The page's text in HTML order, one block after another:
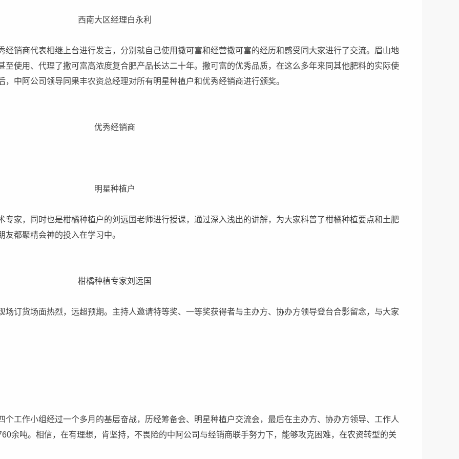
西南大区经理白永利
销商代表相继上台进行发言，分别就自己使用撒可富和经营撒可富的经历和感受同大家进行了交流。眉山地
使用、代理了撒可富高浓度复合肥产品长达二十年。撒可富的优秀品质，在这么多年来同其他肥料的实际使
中阿公司领导同果丰农资总经理对所有明星种植户和优秀经销商进行颁奖。
优秀经销商
明星种植户
家，同时也是柑橘种植户的刘远国老师进行授课，通过深入浅出的讲解，为大家科普了柑橘种植要点和土肥
都聚精会神的投入在学习中。
柑橘种植专家刘远国
订货场面热烈，远超预期。主持人邀请特等奖、一等奖获得者与主办方、协办方领导登台合影留念，与大家
工作小组经过一个多月的基层奋战，历经筹备会、明星种植户交流会，最后在主办方、协办方领导、工作人
余吨。相信，在有理想，肯坚持，不畏险的中阿公司与经销商联手努力下，能够攻克困难，在农资转型的关